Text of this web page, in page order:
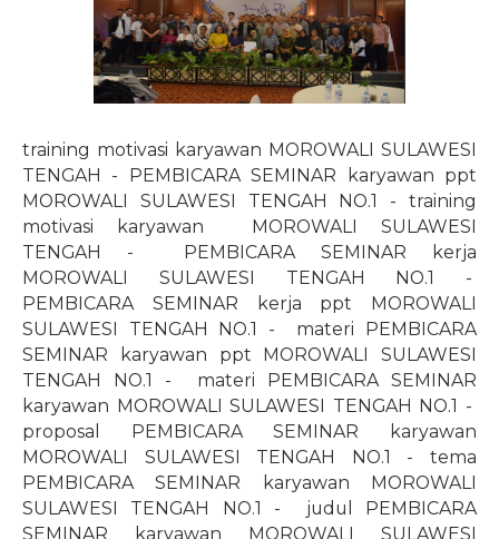
training motivasi karyawan MOROWALI SULAWESI
TENGAH - PEMBICARA SEMINAR karyawan ppt
MOROWALI SULAWESI TENGAH NO.1 - training
motivasi karyawan
MOROWALI SULAWESI
TENGAH -
PEMBICARA SEMINAR kerja
MOROWALI SULAWESI TENGAH NO.1 -
PEMBICARA SEMINAR kerja ppt MOROWALI
SULAWESI TENGAH NO.1 -
materi PEMBICARA
SEMINAR karyawan ppt MOROWALI SULAWESI
TENGAH NO.1 -
materi PEMBICARA SEMINAR
karyawan MOROWALI SULAWESI TENGAH NO.1 -
proposal PEMBICARA SEMINAR karyawan
MOROWALI SULAWESI TENGAH NO.1 - tema
PEMBICARA SEMINAR karyawan MOROWALI
SULAWESI TENGAH NO.1 -
judul PEMBICARA
SEMINAR karyawan MOROWALI SULAWESI